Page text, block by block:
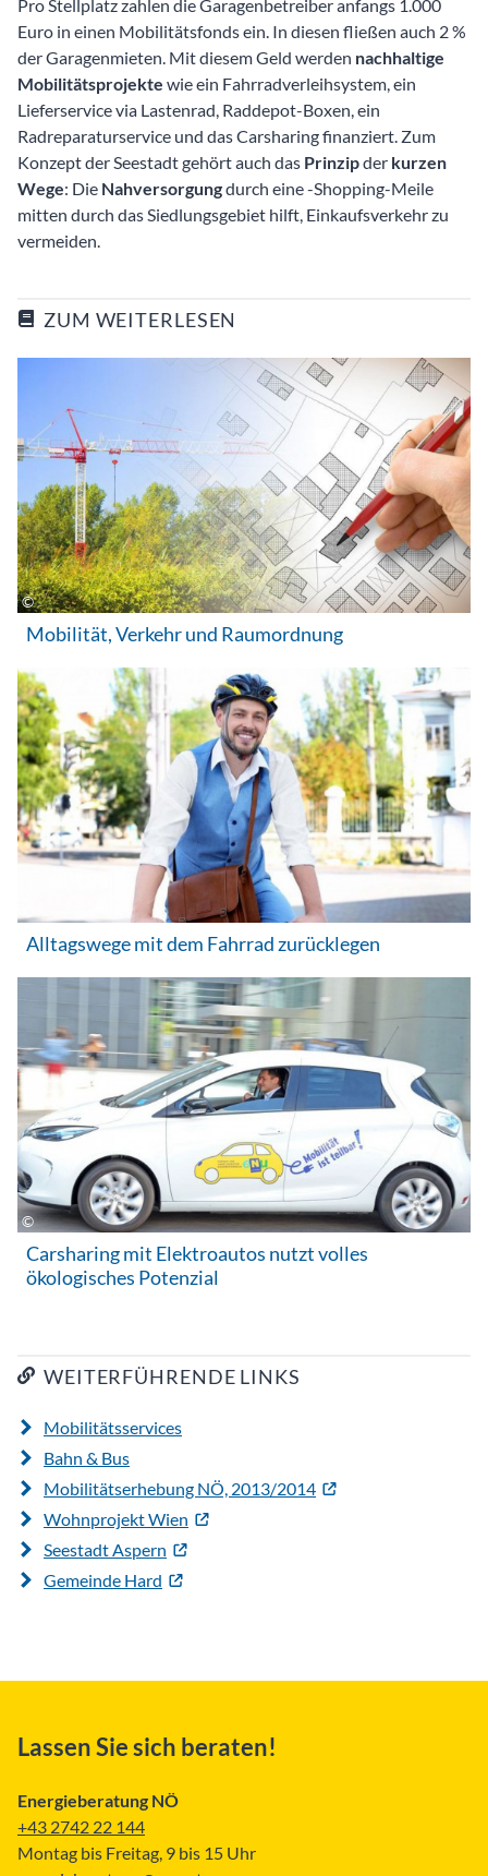
Pro Stellplatz zahlen die Garagenbetreiber anfangs 1.000
Euro in einen Mobilitätsfonds ein. In diesen fließen auch 2 %
der Garagenmieten. Mit diesem Geld werden nachhaltige
Mobilitätsprojekte wie ein Fahrradverleihsystem, ein
Lieferservice via Lastenrad, Raddepot-Boxen, ein
Radreparaturservice und das Carsharing finanziert. Zum
Konzept der Seestadt gehört auch das Prinzipder kurzen
Wege: Die Nahversorgungdurch eine -Shopping-Meile
mitten durch das Siedlungsgebiet hilft, Einkaufsverkehr zu
vermeiden.
ZUM WEITERLESEN
Mobilität, Verkehr und Raumordnung
Alltagswege mit dem Fahrrad zurücklegen
Carsharing mit Elektroautos nutzt volles
ökologisches Potenzial
WEITERFÜHRENDE LINKS
Mobilitätsservices
Bahn & Bus
Mobilitätserhebung NÖ, 2013/2014
Wohnprojekt Wien
Seestadt Aspern
Gemeinde Hard
Lassen Sie sich beraten!
Energieberatung NÖ
+43 2742 22 144
Montag bis Freitag, 9 bis 15 Uhr